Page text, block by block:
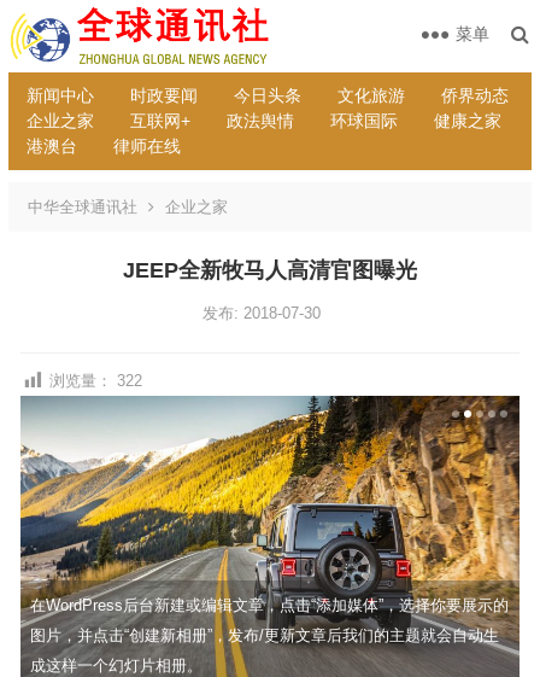
新闻中心 时政要闻 今日头条 文化旅游
侨界动态
企业之家
互联网+ 政法舆情 环球国际
健康之家
港澳台
律师在线
菜单
中华全球通讯社 企业之家
JEEP全新牧马人高清官图曝光
发布: 2018-07-30
浏览量： 322
在WordPress后台新建或编辑文章，点击“添加媒体”，选择你要展示的
图片，并点击“创建新相册”，发布/更新文章后我们的主题就会自动生
成这样一个幻灯片相册。